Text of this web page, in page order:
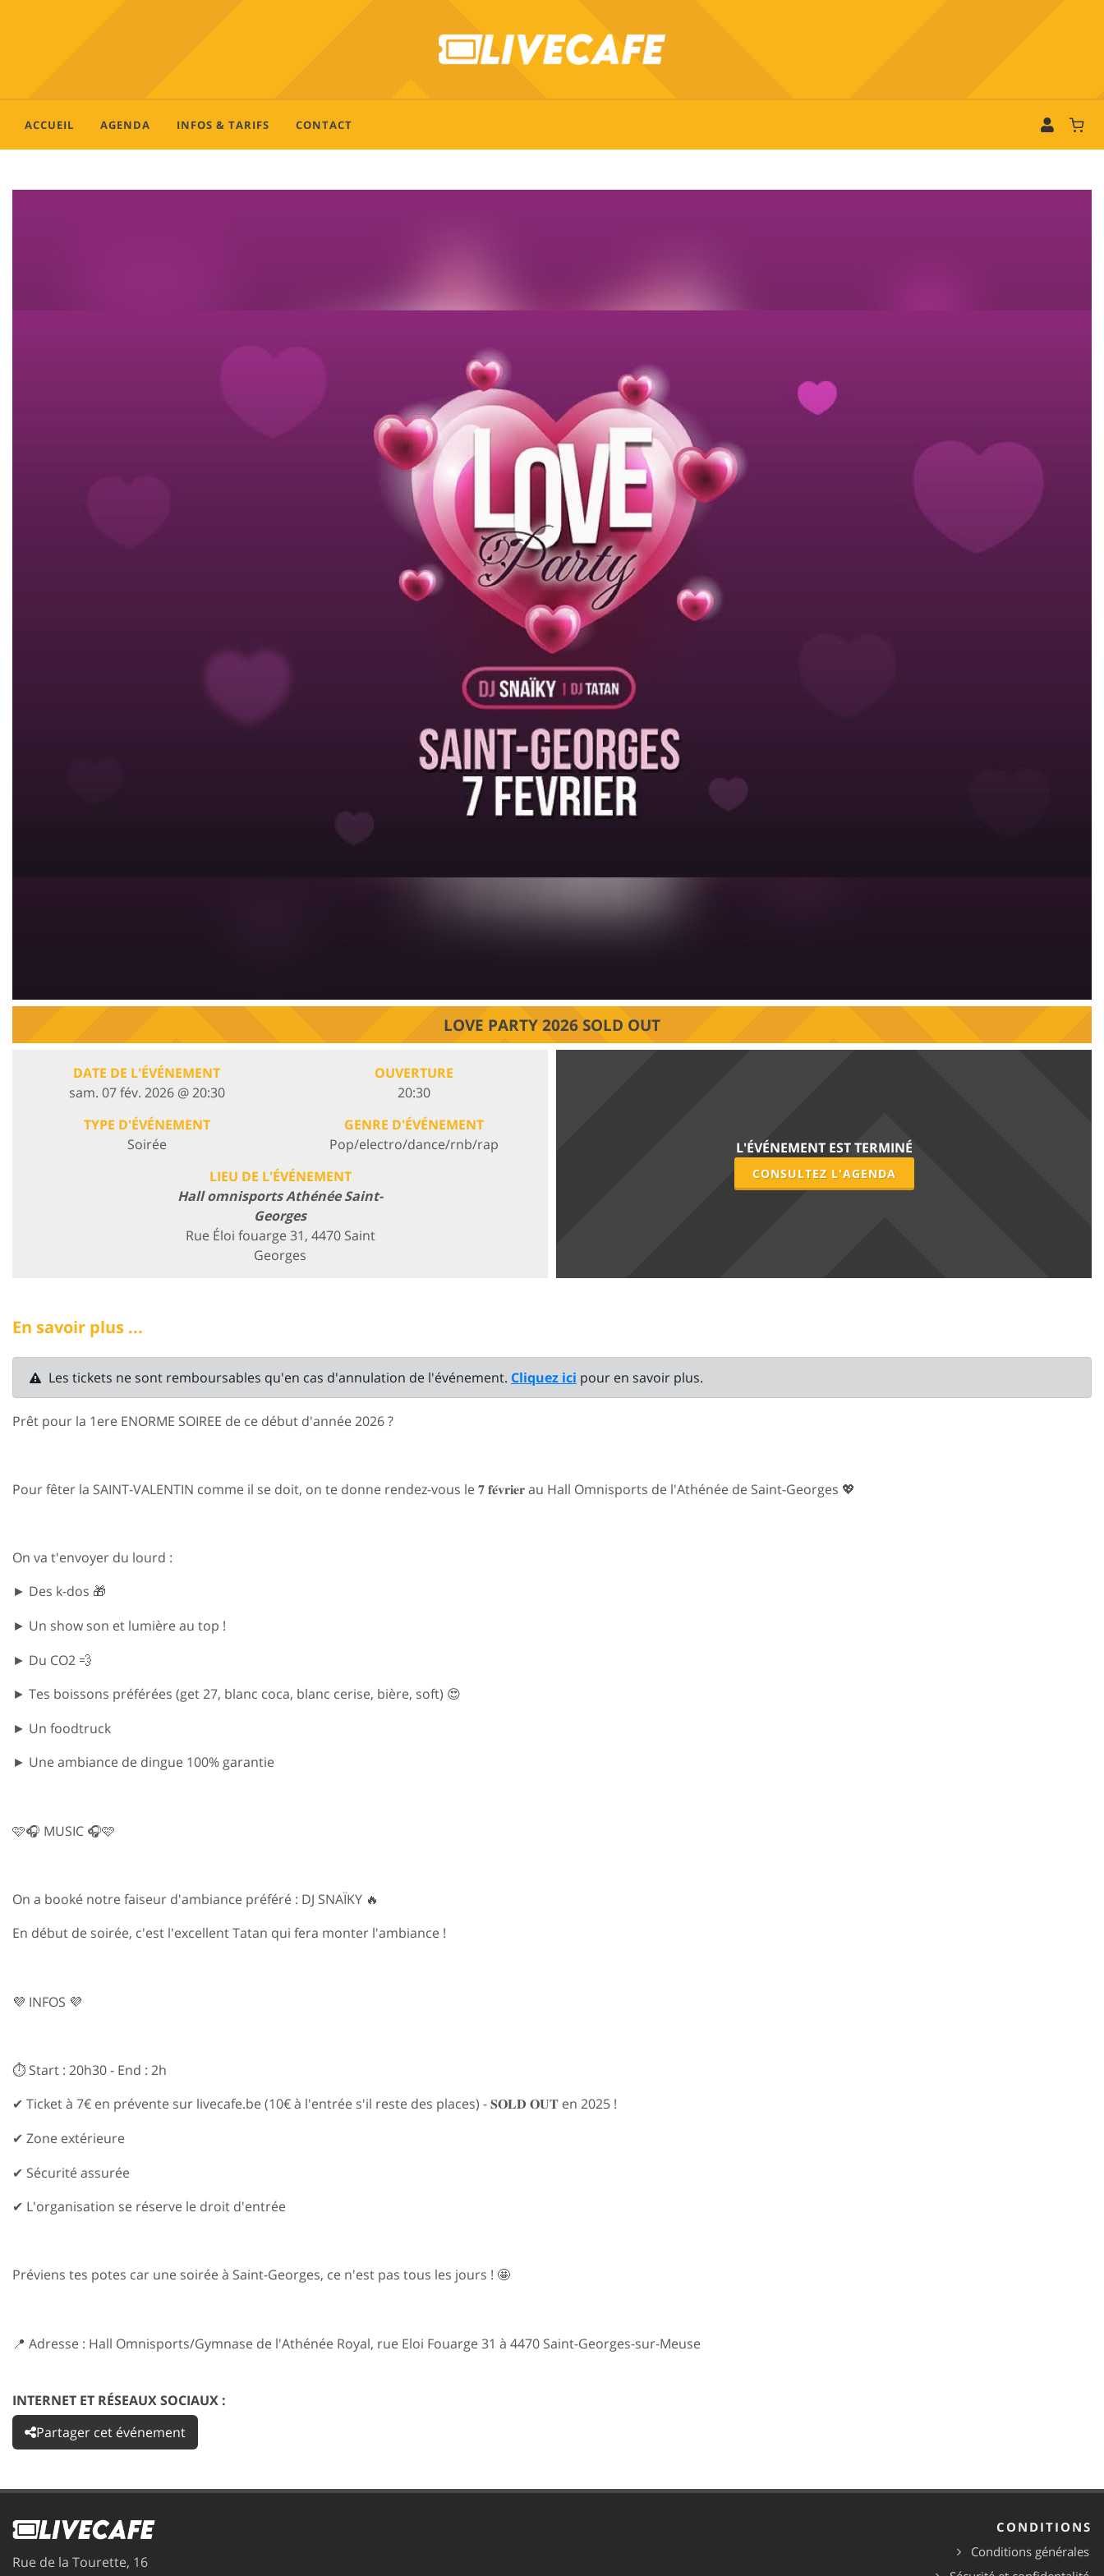
ACCUEIL AGENDA INFOS & TARIFS CONTACT
LOVE PARTY 2026 SOLD OUT
DATE DE L'ÉVÉNEMENT
sam. 07 fév. 2026 @ 20:30
OUVERTURE
20:30
TYPE D'ÉVÉNEMENT
Soirée
GENRE D'ÉVÉNEMENT
Pop/electro/dance/rnb/rap
LIEU DE L'ÉVÉNEMENT
Hall omnisports Athénée Saint-
Georges
Rue Éloi fouarge 31, 4470 Saint
Georges
L'ÉVÉNEMENT EST TERMINÉ
CONSULTEZ L'AGENDA
En savoir plus ...
Les tickets ne sont remboursables qu'en cas d'annulation de l'événement. Cliquez ici pour en savoir plus.
Prêt pour la 1ere ENORME SOIREE de ce début d'année 2026 ?
Pour fêter la SAINT-VALENTIN comme il se doit, on te donne rendez-vous le 𝟕 𝐟𝐞́𝐯𝐫𝐢𝐞𝐫 au Hall Omnisports de l'Athénée de Saint-Georges 💖
On va t'envoyer du lourd :
► Des k-dos 🎁
► Un show son et lumière au top !
► Du CO2 💨
► Tes boissons préférées (get 27, blanc coca, blanc cerise, bière, soft) 😍
► Un foodtruck
► Une ambiance de dingue 100% garantie
🩷🎧 MUSIC 🎧🩷
On a booké notre faiseur d'ambiance préféré : DJ SNAÏKY 🔥
En début de soirée, c'est l'excellent Tatan qui fera monter l'ambiance !
💜 INFOS 💜
⏱ Start : 20h30 - End : 2h
✔︎ Ticket à 7€ en prévente sur livecafe.be (10€ à l'entrée s'il reste des places) - 𝐒𝐎𝐋𝐃 𝐎𝐔𝐓 en 2025 !
✔︎ Zone extérieure
✔︎ Sécurité assurée
✔︎ L'organisation se réserve le droit d'entrée
Préviens tes potes car une soirée à Saint-Georges, ce n'est pas tous les jours ! 🤩
📍 Adresse : Hall Omnisports/Gymnase de l'Athénée Royal, rue Eloi Fouarge 31 à 4470 Saint-Georges-sur-Meuse
INTERNET ET RÉSEAUX SOCIAUX :
Partager cet événement
Rue de la Tourette, 16
CONDITIONS
Conditions générales